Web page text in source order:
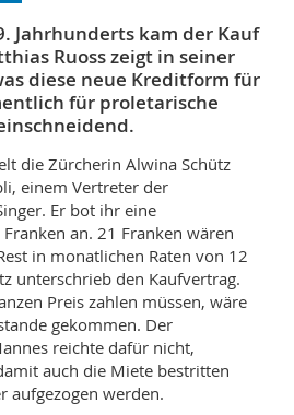
Jahrhunderts kam der Kauf
Ruoss zeigt in seiner
diese neue Kreditform für
für proletarische
die Zürcherin Alwina Schütz
einem Vertreter der
Er bot ihr eine
an. 21 Franken wären
in monatlichen Raten von 12
unterschrieb den Kaufvertrag.
Preis zahlen müssen, wäre
gekommen. Der
reichte dafür nicht,
auch die Miete bestritten
aufgezogen werden.